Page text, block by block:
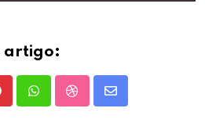
artigo:
WhatsappStumbleUpon
Share